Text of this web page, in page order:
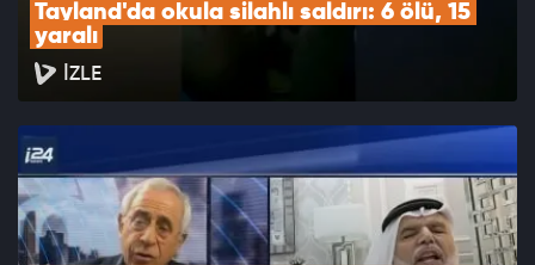
Tayland'da okula silahlı saldırı: 6 ölü, 15
yaralı
İZLE